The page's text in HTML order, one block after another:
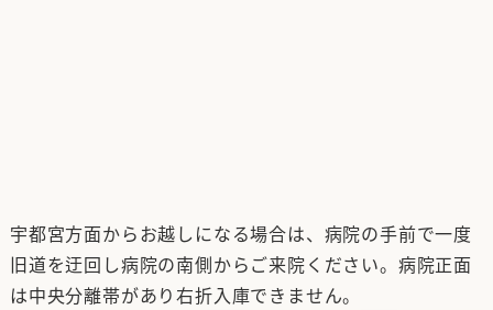
宇都宮方面からお越しになる場合は、病院の手前で一度
旧道を迂回し病院の南側からご来院ください。病院正面
は中央分離帯があり右折入庫できません。